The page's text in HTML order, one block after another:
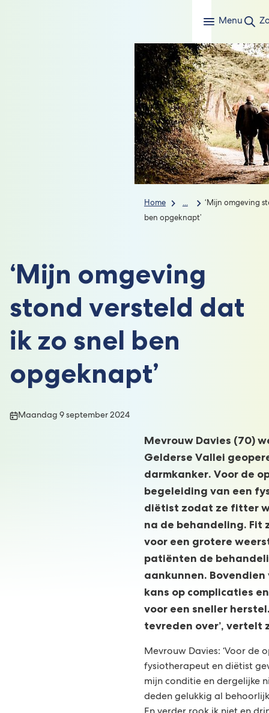
Menu
Home ...
‘Mijn omgeving
ben opgeknapt’
‘Mijn omgeving
stond versteld dat
ik zo snel ben
opgeknapt’
Publicatiedatum:
Maandag 9 september 2024
Mevrouw Davies (70)
Gelderse Vallei
darmkanker. Voor de
begeleiding van een
diëtist zodat ze fitter
na de behandeling. Fit
voor een grotere
patiënten de
aankunnen.
kans op complicaties
voor een sneller
tevreden over’, vertelt
Mevrouw Davies: ‘Voor de
fysiotherapeut en diëtist
mijn conditie en dergelijke
deden gelukkig al